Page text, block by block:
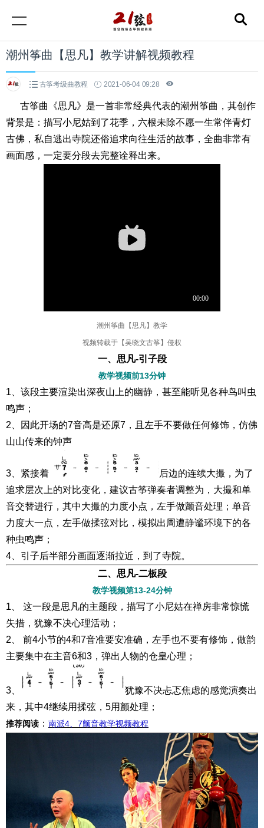
潮州筝曲【思凡】教学讲解视频教程
古筝考级曲教程 2021-06-04 09:28
古筝曲《思凡》是一首非常经典代表的潮州筝曲，其创作
背景是：描写小尼姑到了花季，六根未除不愿一生常伴青灯
古佛，私自逃出寺院还俗追求向往生活的故事，全曲非常有
画面感，一定要分段去完整诠释出来。
潮州筝曲【思凡】教学
视频转载于【吴晓文古筝】侵权
一、思凡-引子段
教学视频前13分钟
1、该段主要渲染出深夜山上的幽静，甚至能听见各种鸟叫虫
鸣声；
2、因此开场的7音高是还原7，且左手不要做任何修饰，仿佛
山山传来的钟声
3、紧接着
后边的连续大撮，为了
追求层次上的对比变化，建议古筝弹奏者调整为，大撮和单
音交替进行，其中大撮的力度小点，左手做颤音处理；单音
力度大一点，左手做揉弦对比，模拟出周遭静谧环境下的各
种虫鸣声；
4、引子后半部分画面逐渐拉近，到了寺院。
二、思凡-二板段
教学视频第13-24分钟
1、 这一段是思凡的主题段，描写了小尼姑在禅房非常惊慌
失措，犹豫不决心理活动；
2、 前4小节的4和7音准要安准确，左手也不要有修饰，做韵
主要集中在主音6和3，弹出人物的仓皇心理；
3、
犹豫不决忐忑焦虑的感觉演奏出
来，其中4继续用揉弦，5用颤处理；
推荐阅读 ： 南派4、7颤音教学视频教程